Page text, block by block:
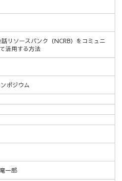
リソースバンク（NCRB）をコミュニ
活用する方法
ポジウム
一郎